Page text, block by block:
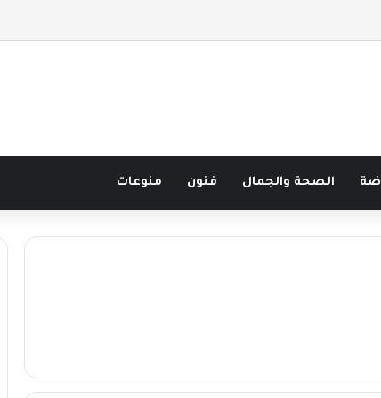
في مدرسة البحر مع غسان المزيدي
الصحة والجمال فنون منوعات